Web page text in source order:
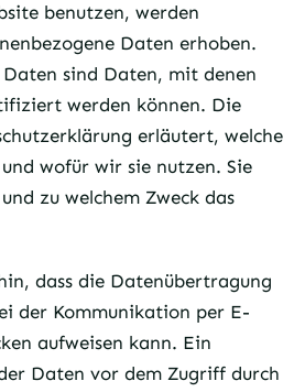
benutzen, werden
Daten erhoben.
Daten sind Daten, mit denen
werden können. Die
erläutert, welche
wofür wir sie nutzen. Sie
zu welchem Zweck das
dass die Datenübertragung
der Kommunikation per E-
aufweisen kann. Ein
Daten vor dem Zugriff durch